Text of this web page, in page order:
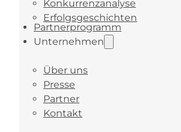
Konkurrenzanalyse
Erfolgsgeschichten
Partnerprogramm
Unternehmen
Über uns
Presse
Partner
Kontakt